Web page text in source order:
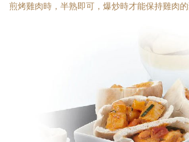
煎烤雞肉時，半熟即可，爆炒時才能保持雞肉的